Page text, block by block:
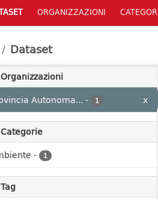
ORGANIZZAZIONI
Dataset
Organizzazioni
Autonoma... - 1 x
Categorie
- 1
Tag